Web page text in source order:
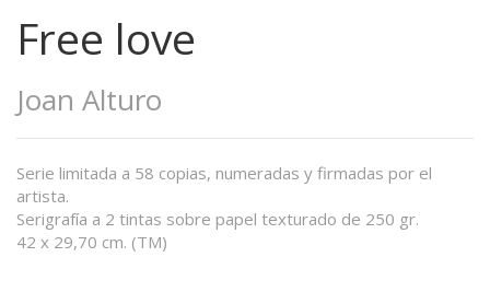
Free love
Joan Alturo
Serie limitada a 58 copias, numeradas y firmadas por el
artista.
Serigrafía a 2 tintas sobre papel texturado de 250 gr.
42 x 29,70 cm. (TM)